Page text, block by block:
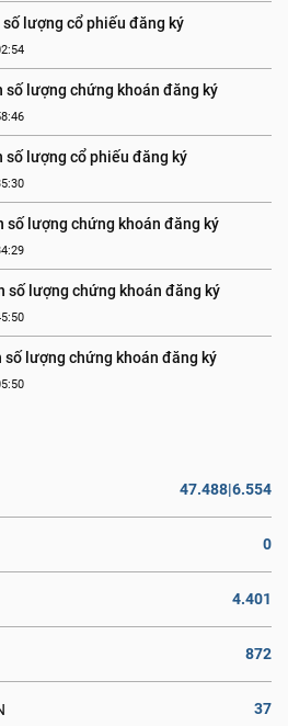
lượng cổ phiếu đăng ký
số lượng chứng khoán đăng ký
lượng cổ phiếu đăng ký
số lượng chứng khoán đăng ký
số lượng chứng khoán đăng ký
lượng chứng khoán đăng ký
47.488|6.554
0
4.401
872
37